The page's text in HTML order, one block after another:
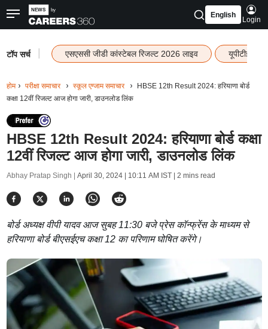
English
Login
टॉप सर्च एसएससी जीडी कांस्टेबल रिजल्ट 2026 लाइव यूपीटीईटी
होम परीक्षा समाचार स्कूल एग्जाम समाचार
HBSE 12th Result 2024: हरियाणा बोर्ड
कक्षा 12वीं रिजल्ट आज होगा जारी, डाउनलोड लिंक
HBSE 12th Result 2024: हरियाणा बोर्ड कक्षा
12वीं रिजल्ट आज होगा जारी, डाउनलोड लिंक
Abhay Pratap Singh | April 30, 2024 | 10:11 AM IST| 2 mins read
बोर्ड अध्यक्ष वीपी यादव आज सुबह 11:30 बजे प्रेस कॉन्फ्रेंस के माध्यम से
हरियाणा बोर्ड बीएसईएच कक्षा 12 का परिणाम घोषित करेंगे।